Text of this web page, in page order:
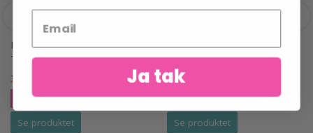
DU STORE ALPAKKA
TWEED
31,95 DKK
Tilbud udløber 31/08/2026
Se produktet
LANA GROSSA NEBBIA
Se produktet
Ja tak